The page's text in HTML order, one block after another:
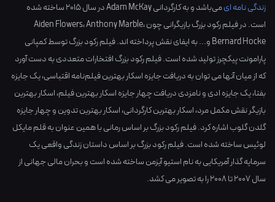
زندگی نامه ایمی‌باشد و به کارگردانیAdam McKayدر سال2015ساخته شده
است. در فیلم رکود بزرگ بازیگرانی چون
Aiden Flowers،Anthony Marble،
Bernard Hockeو... به ایفای نقش پرداخته اند. فیلم رکود بزرگ توسط کمپانی
پارامونت پیکچرز تولید شده است. فیلم رکود بزرگ افتخارات متعددی به دست آورد
که از میان آنها می توان به دریافت جایزه اسکار بهترین فیلم‌نامه اقتباسی، یک جایزه
بفتا، یک جایزه ادی و نامزدی دریافت چهار جایزه اسکار بهترین فیلم، اسکار بهترین
بازیگر نقش مکمل مرد، اسکار بهترین کارگردانی، اسکار بهترین تدوین و چهار جایزه
گلدن گلوب اشاره کرد. فیلم رکود بزرگ بر اساس رمانی با همین عنوان به قلم مایکل
لوئیس ساخته شده است. فیلم رکود بزرگ بر اساس داستان زندگی واقعی یک
سرمایه گذار آمریکایی به نام استیو آیزمن ساخته شده است و بحران مالی جهانی از
سال ۲۰۰۷ تا ۲۰۰۸ را به تصویر می کشد.